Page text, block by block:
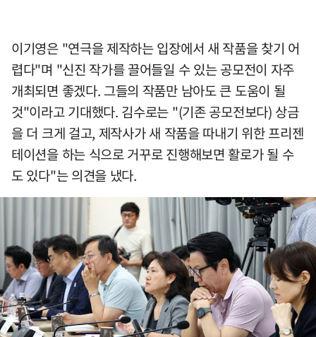
이기영은 "연극을 제작하는 입장에서 새 작품을 찾기 어
렵다"며 "신진 작가를 끌어들일 수 있는 공모전이 자주
개최되면 좋겠다. 그들의 작품만 남아도 큰 도움이 될
것"이라고 기대했다. 김수로는 "(기존 공모전보다) 상금
을 더 크게 걸고, 제작사가 새 작품을 따내기 위한 프리젠
테이션을 하는 식으로 거꾸로 진행해보면 활로가 될 수
도 있다"는 의견을 냈다.